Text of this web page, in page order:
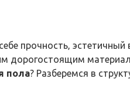
прочность‚
дорогостоящим
пола? Разберемся в